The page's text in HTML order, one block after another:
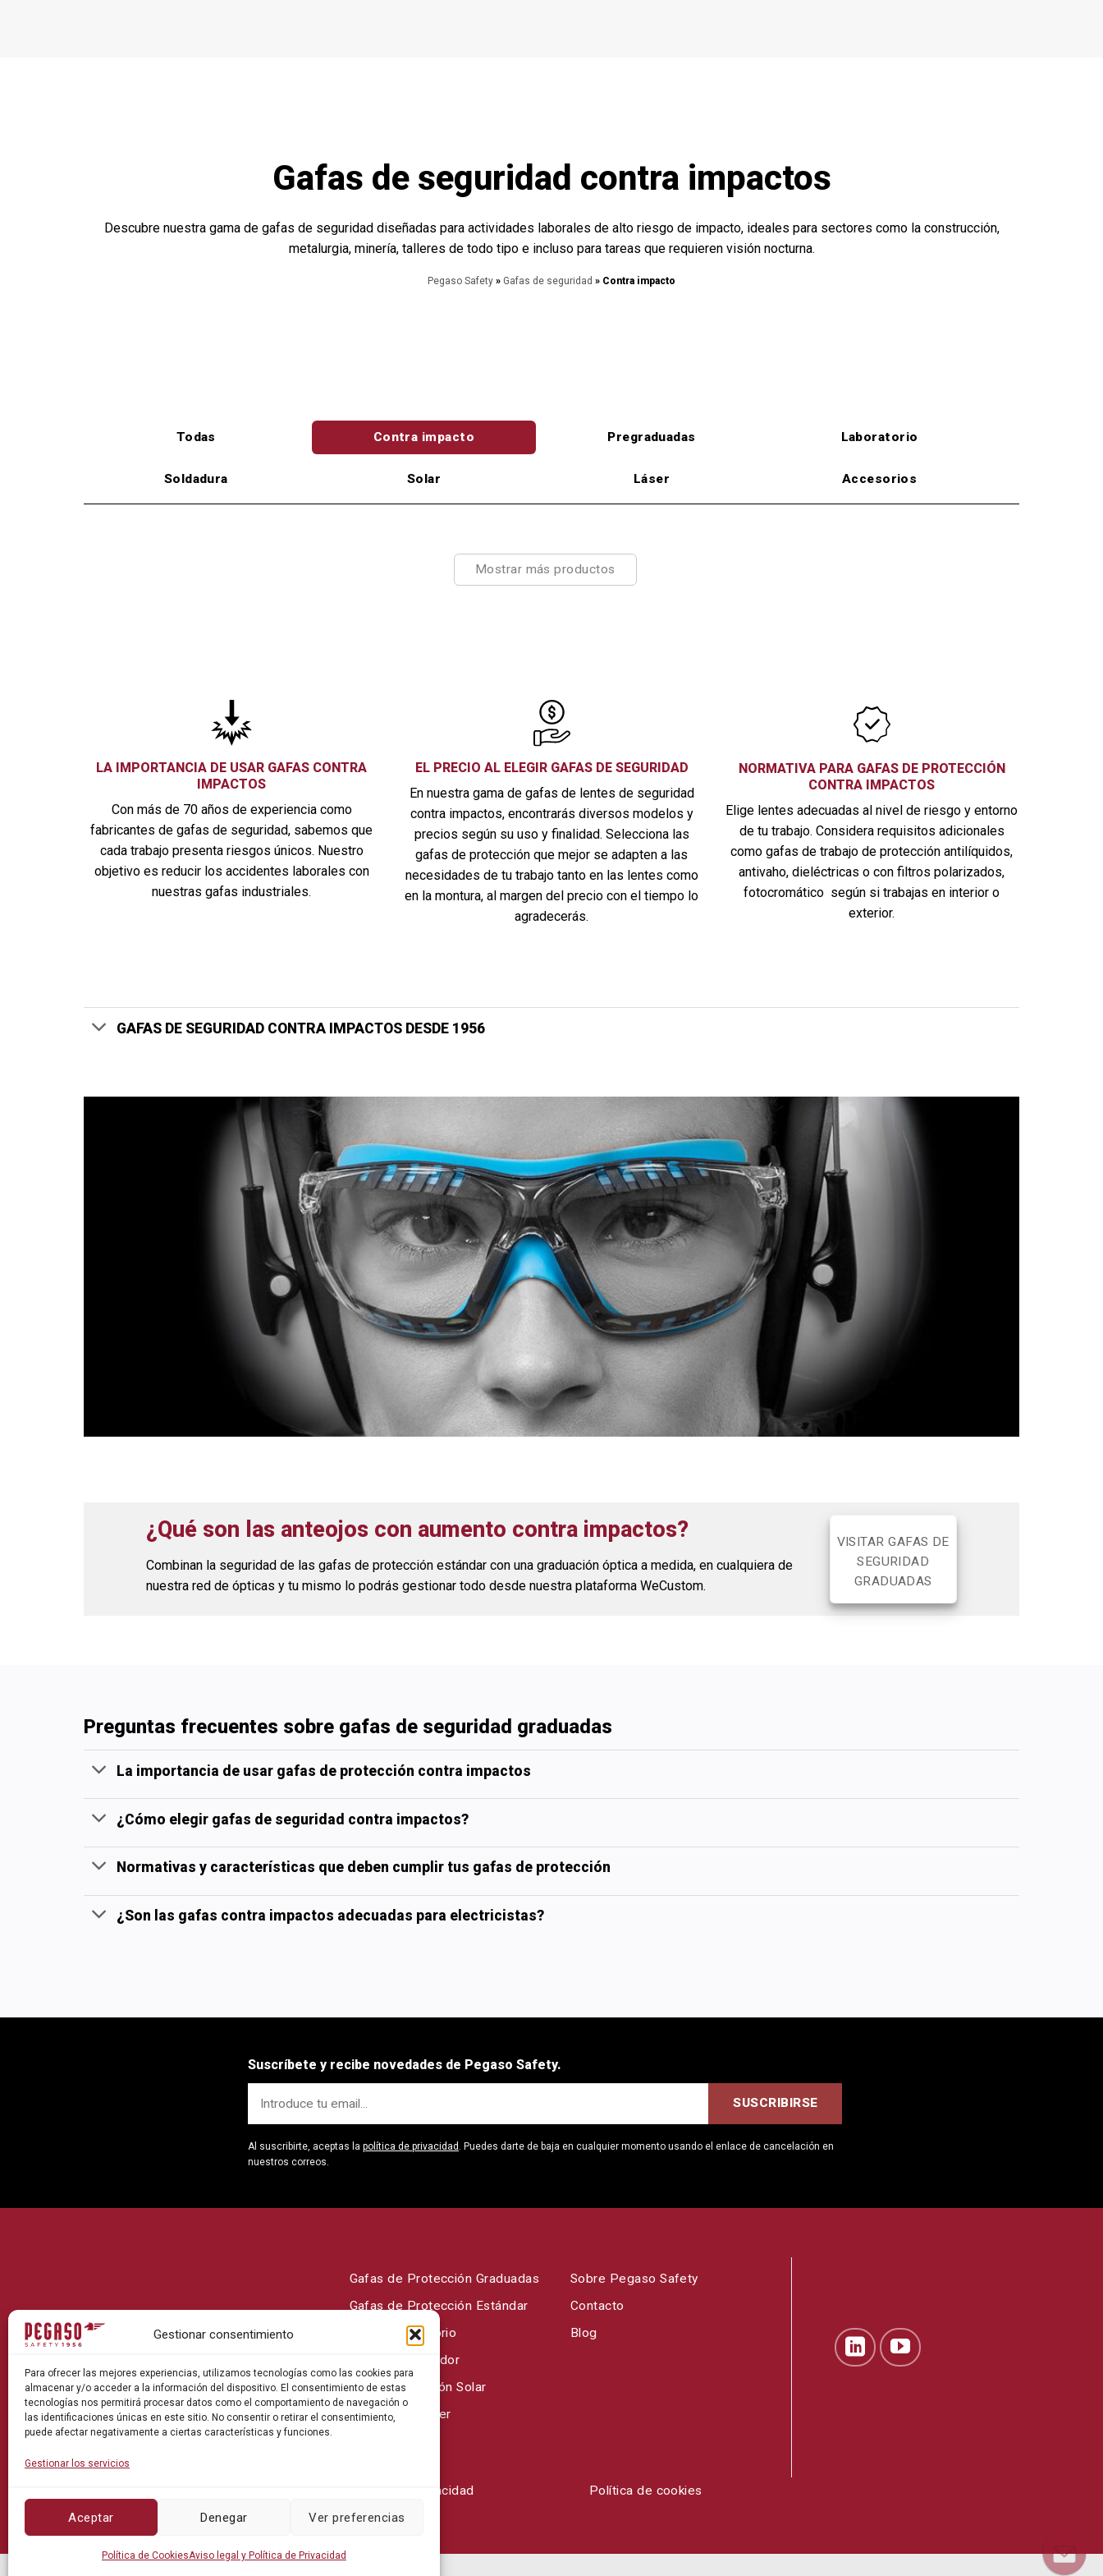
Gestionar consentimiento
Para ofrecer las mejores experiencias, utilizamos tecnologías como las cookies para
almacenar y/o acceder a la información del dispositivo. El consentimiento de estas
tecnologías nos permitirá procesar datos como el comportamiento de navegación o
las identificaciones únicas en este sitio. No consentir o retirar el consentimiento,
puede afectar negativamente a ciertas características y funciones.
Gestionar los servicios
Aceptar Denegar Ver preferencias
Política de CookiesAviso legal y Política de Privacidad
Gafas de seguridad contra impactos
Descubre nuestra gama de gafas de seguridad diseñadas para actividades laborales de alto riesgo de impacto, ideales para sectores como la construcción,
metalurgia, minería, talleres de todo tipo e incluso para tareas que requieren visión nocturna.
Pegaso Safety » Gafas de seguridad » Contra impacto
Todas Contra impacto Pregraduadas Laboratorio
Soldadura Solar Láser Accesorios
Mostrar más productos
LA IMPORTANCIA DE USAR GAFAS CONTRA
IMPACTOS
Con más de 70 años de experiencia como
fabricantes de gafas de seguridad, sabemos que
cada trabajo presenta riesgos únicos. Nuestro
objetivo es reducir los accidentes laborales con
nuestras gafas industriales.
EL PRECIO AL ELEGIR GAFAS DE SEGURIDAD
En nuestra gama de gafas de lentes de seguridad
contra impactos, encontrarás diversos modelos y
precios según su uso y finalidad. Selecciona las
gafas de protección que mejor se adapten a las
necesidades de tu trabajo tanto en las lentes como
en la montura, al margen del precio con el tiempo lo
agradecerás.
NORMATIVA PARA GAFAS DE PROTECCIÓN
CONTRA IMPACTOS
Elige lentes adecuadas al nivel de riesgo y entorno
de tu trabajo. Considera requisitos adicionales
como gafas de trabajo de protección antilíquidos,
antivaho, dieléctricas o con filtros polarizados,
fotocromático según si trabajas en interior o
exterior.
GAFAS DE SEGURIDAD CONTRA IMPACTOS DESDE 1956
¿Qué son las anteojos con aumento contra impactos?
Combinan la seguridad de las gafas de protección estándar con una graduación óptica a medida, en cualquiera de
nuestra red de ópticas y tu mismo lo podrás gestionar todo desde nuestra plataforma WeCustom.
VISITAR GAFAS DE
SEGURIDAD
GRADUADAS
Preguntas frecuentes sobre gafas de seguridad graduadas
La importancia de usar gafas de protección contra impactos
¿Cómo elegir gafas de seguridad contra impactos?
Normativas y características que deben cumplir tus gafas de protección
¿Son las gafas contra impactos adecuadas para electricistas?
Suscríbete y recibe novedades de Pegaso Safety.
Al suscribirte, aceptas la política de privacidad . Puedes darte de baja en cualquier momento usando el enlace de cancelación en
nuestros correos.
Gafas de Protección Graduadas
Gafas de Protección Estándar
Gafas Laboratorio
Gafas de Soldador
Gafas Protección Solar
Gafas para Laser
Sobre Pegaso Safety
Contacto
Blog
Política de privacidad Política de cookies